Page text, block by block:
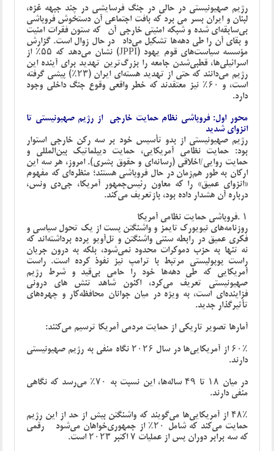
رژیم صهیونیستی در حالی در جنگ فرسایشی در چند جبهه غزه،
لبنان و ایران بسر می برد که بافت اجتماعی آن دستخوش فروپاشی
بی‌سابقه‌ای شده و شبکه امنیتی خارجی آن -که ستون فقرات امنیت
و بقای آن را طی دهه‌ها تشکیل می‌داد- در حال زوال است. گزارش
مؤسسه سیاست‌های قوم یهود (JPPI) نشان می‌دهد که ۵۵٪ از
اسرائیلی‌ها، قطبی‌شدن جامعه را بزرگ‌ترین تهدید برای آینده این
رژیم می‌دانند که حتی از تهدید هسته‌ای ایران (۲۳٪) پیشی گرفته
است، و ۶۰٪ نیز معتقدند که خطر واقعی وقوع جنگ داخلی وجود
دارد.
محور اول: فروپاشی نظام حمایت خارجی از رژیم صهیونیستی تا
انزوای شدید
رژیم صهیونیستی از بدو تأسیس خود بر سه رکن خارجی استوار
بود: حمایت نظامی آمریکایی، حمایت دیپلماتیک بین‌المللی و
حمایت روایی/اخلاقی (رسانه‌ای و حقوق بشری). امروز، هر سه این
ارکان به طور هم‌زمان در حال فروپاشی هستند؛ منظره‌ای که مفهوم
«انزوای عمیق» را که معاون رئیس‌جمهور آمریکا، جی‌دی ونس،
درباره آن هشدار داده بود، بازتعریف می‌کند.
۱ .فروپاشی حمایت نظامی آمریکا
روزنامه‌های نیویورک تایمز و واشنگتن پست از یک تحول سیاسی و
فکری عمیق در رابطه سنتی واشنگتن و تل‌آویو پرده برداشته‌اند که
نه تنها به حزب دموکرات محدود نمی‌شود، بلکه به درون جریان
راست پوپولیستی مرتبط با ترامپ نیز نفوذ کرده است. راست
آمریکایی که طی دهه‌ها خود را حامی بی‌قید و شرط رژیم
صهیونیستی تعریف می‌کرد، اکنون شاهد تنش های درونی
فزاینده‌ای است، به ویژه در میان جوانان محافظه‌کار و چهره‌های
تأثیرگذار جدید.
آمارها تصویر تاریکی از حمایت مردمی آمریکا ترسیم می‌کنند:
۶۰٪ از آمریکایی‌ها در سال ۲۰۲۶ نگاه منفی به رژیم صهیونیستی
دارند.
در میان ۱۸ تا ۴۹ ساله‌ها، این نسبت به ۷۰٪ می‌رسد که نگاهی
منفی دارند.
۴۸٪ از آمریکایی‌ها می‌گویند که واشنگتن بیش از حد از این رژیم
حمایت می‌کند که شامل ۲۰٪ از جمهوری‌خواهان می‌شود - رقمی
که سه برابر دوران پس از عملیات ۷ اکتبر ۲۰۲۳ است
.